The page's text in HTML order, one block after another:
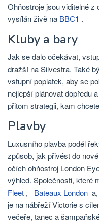
Ohňostroje jsou viditelné z
vysílán živě na BBC1 .
Kluby a bary
Jak se dalo očekávat,
dražší na Silvestra. Také
vstupní poplatek, aby se
nejlepší plánovat dopředu
přitom strategii, kam
Plavby
Luxusního plavba podél
způsob, jak přivést do
očích ohňostroj London
výhled. Společnosti, které
Fleet , Bateaux London
je na nábřeží Victorie s
večeře, tanec a